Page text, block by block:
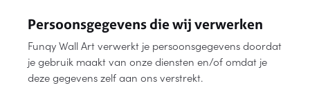
Persoonsgegevens die wij verwerken
Funqy Wall Art verwerkt je persoonsgegevens doordat
je gebruik maakt van onze diensten en/of omdat je
deze gegevens zelf aan ons verstrekt.